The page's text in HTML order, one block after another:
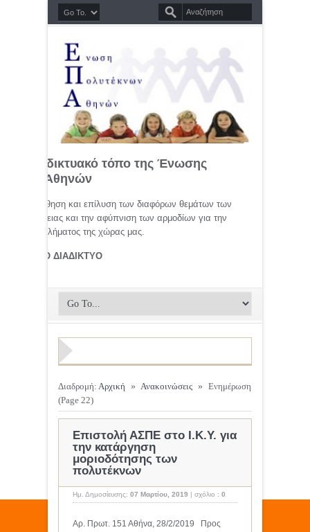
διαδικτυακό τόπο της Ένωσης
Αθηνών
προώθηση και επίλυση των διαφόρων θεμάτων των
οικογένειας και την αφύπνιση των αρμοδίων για την
προβλήματος της χώρας μας.
ΣΤΟ ΔΙΑΔΙΚΤΥΟ
Διαδρομή: Αρχική » Ανακοινώσεις » Ενημέρωση
(Page 22)
Επιστολή ΑΣΠΕ στο Ι.Κ.Υ. για
την κατάργηση
μοριοδότησης των
πολυτέκνων
Ημ. Δημοσίευσης: 07 Μαρτίου, 2019 | σχόλιο : 0
Αρ. Πρωτ. 151 Αθήνα, 28/2/2019 Προς